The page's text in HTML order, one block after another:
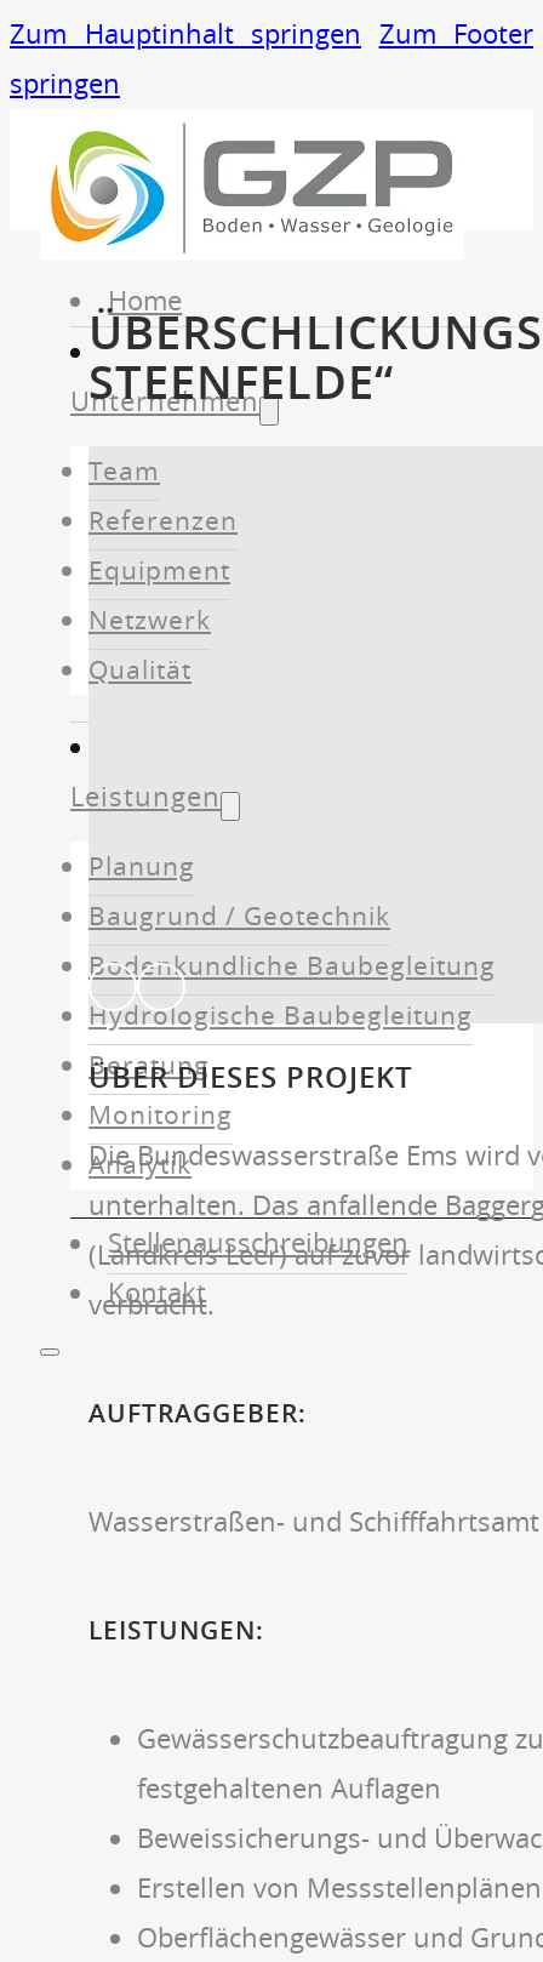
Zum Hauptinhalt springen Zum Footer
springen
Home
Unternehmen
Team
Referenzen
Equipment
Netzwerk
Qualität
Leistungen
Planung
Baugrund / Geotechnik
Bodenkundliche Baubegleitung
Hydrologische Baubegleitung
Beratung
Monitoring
Analytik
Stellenausschreibungen
Kontakt
STEENFELDE“
ÜBER DIESES PROJEKT
Die Bundeswasserstraße Ems wird
unterhalten. Das anfallende
(Landkreis Leer) auf zuvor
verbracht.
AUFTRAGGEBER:
Wasserstraßen- und
LEISTUNGEN:
Gewässerschutzbeauftragung
festgehaltenen Auflagen
Beweissicherungs- und
Erstellen von Messstellenplänen
Oberflächengewässer und